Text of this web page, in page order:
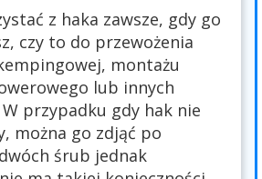
z haka zawsze, gdy go
czy to do przewożenia
montażu
lub innych
przypadku gdy hak nie
można go zdjąć po
śrub jednak